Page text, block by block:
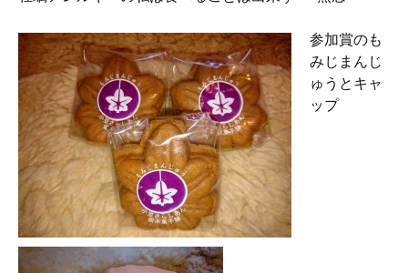
参加賞のも
みじまんじ
ゅうとキャ
ップ